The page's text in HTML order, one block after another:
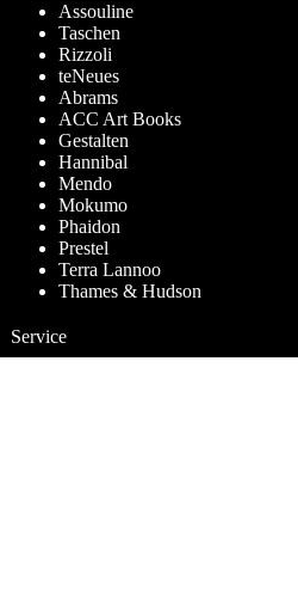
Assouline
Taschen
Rizzoli
teNeues
Abrams
ACC Art Books
Gestalten
Hannibal
Mendo
Mokumo
Phaidon
Prestel
Terra Lannoo
Thames & Hudson
Service